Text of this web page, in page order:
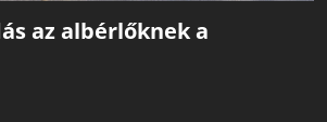
az albérlőknek a